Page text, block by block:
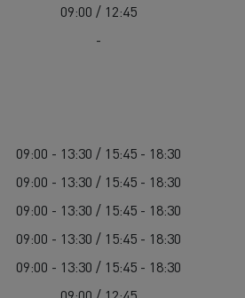
09:00 / 12:45
-
09:00 - 13:30 / 15:45 - 18:30
09:00 - 13:30 / 15:45 - 18:30
09:00 - 13:30 / 15:45 - 18:30
09:00 - 13:30 / 15:45 - 18:30
09:00 - 13:30 / 15:45 - 18:30